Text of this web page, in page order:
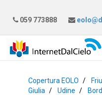
059 773888
Copertura EOLO
Giulia
Udine